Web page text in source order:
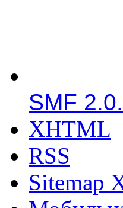
SMF
XHTML
RSS
Sitemap